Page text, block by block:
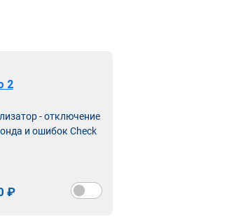
2
- отключение
и ошибок Check
₽